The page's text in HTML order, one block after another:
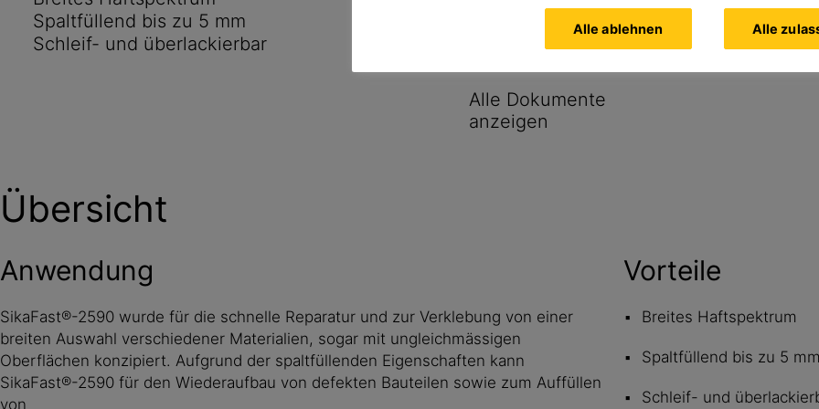
Spaltfüllend bis zu 5 mm
Schleif- und überlackierbar
Alle Dokumente
anzeigen
Übersicht
Anwendung
SikaFast®-2590 wurde für die schnelle Reparatur und zur Verklebung von einer
breiten Auswahl verschiedener Materialien, sogar mit ungleichmässigen
Oberflächen konzipiert. Aufgrund der spaltfüllenden Eigenschaften kann
SikaFast®-2590 für den Wiederaufbau von defekten Bauteilen sowie zum Auffüllen
von
Vorteile
Breites Haftspektrum
Spaltfüllend bis zu 5 mm
Schleif- und
Alle ablehnen Alle